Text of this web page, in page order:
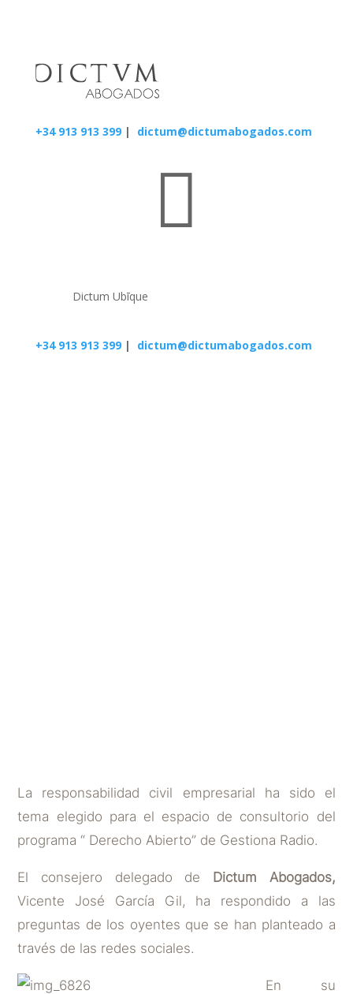
+34 913 913 399| dictum@dictumabogados.com

Dictum Ubīque
+34 913 913 399| dictum@dictumabogados.com
La responsabilidad civil empresarial ha sido el
tema elegido para el espacio de consultorio del
programa “ Derecho Abierto” de Gestiona Radio.
El consejero delegado de Dictum Abogados,
Vicente José García Gil, ha respondido a las
preguntas de los oyentes que se han planteado a
través de las redes sociales.
En su